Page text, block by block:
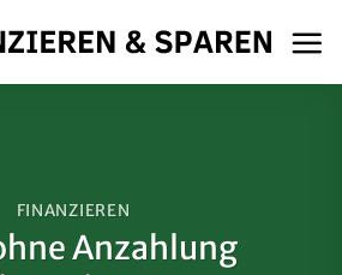
FINANZIEREN
Anzahlung